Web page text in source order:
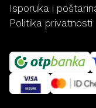
Isporuka i
Politika privatnosti